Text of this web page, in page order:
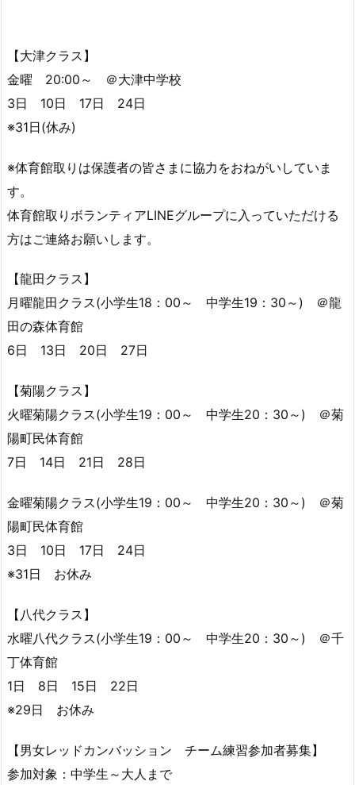
【大津クラス】
金曜 20:00～ ＠大津中学校
3日 10日 17日 24日
※31日(休み)
※体育館取りは保護者の皆さまに協力をおねがいしていま
す。
体育館取りボランティアLINEグループに入っていただける
方はご連絡お願いします。
【龍田クラス】
月曜龍田クラス(小学生18：00～ 中学生19：30～) ＠龍
田の森体育館
6日 13日 20日 27日
【菊陽クラス】
火曜菊陽クラス(小学生19：00～ 中学生20：30～) ＠菊
陽町民体育館
7日 14日 21日 28日
金曜菊陽クラス(小学生19：00～ 中学生20：30～) ＠菊
陽町民体育館
3日 10日 17日 24日
※31日 お休み
【八代クラス】
水曜八代クラス(小学生19：00～ 中学生20：30～) ＠千
丁体育館
1日 8日 15日 22日
※29日 お休み
【男女レッドカンバッション チーム練習参加者募集】
参加対象：中学生～大人まで